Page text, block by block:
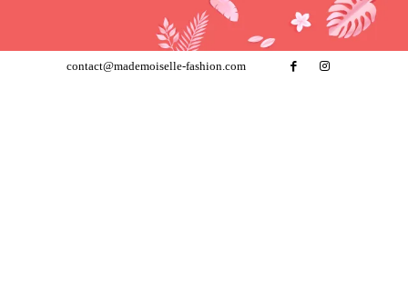
contact@mademoiselle-fashion.com